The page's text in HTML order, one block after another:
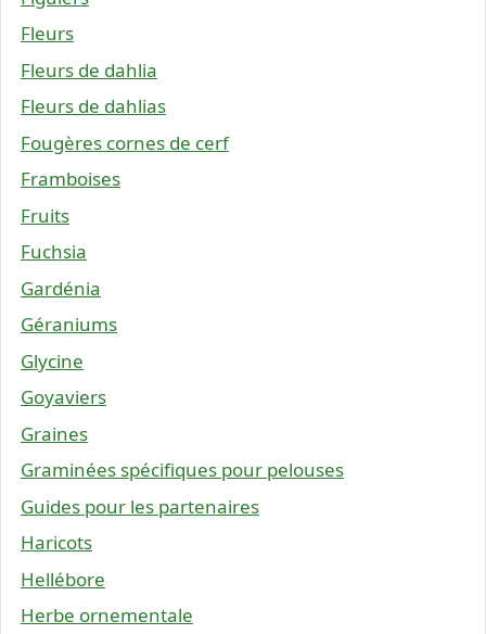
Fleurs
Fleurs de dahlia
Fleurs de dahlias
Fougères cornes de cerf
Framboises
Fruits
Fuchsia
Gardénia
Géraniums
Glycine
Goyaviers
Graines
Graminées spécifiques pour pelouses
Guides pour les partenaires
Haricots
Hellébore
Herbe ornementale